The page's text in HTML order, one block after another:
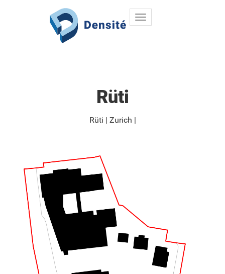
Aller au contenu principal
Toggle
Rüti
Rüti Zurich